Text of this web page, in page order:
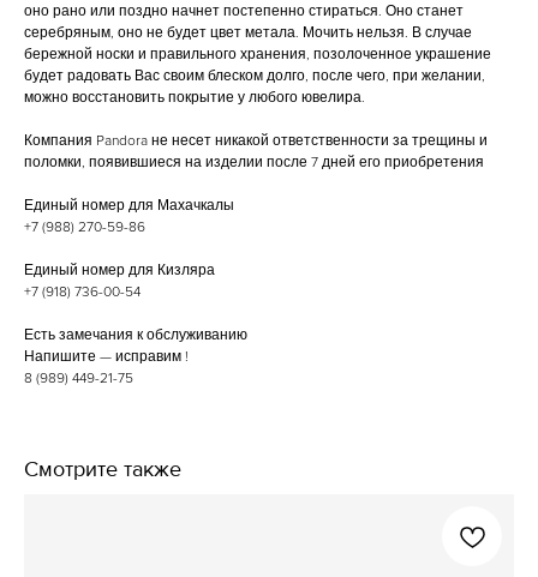
оно рано или поздно начнет постепенно стираться. Оно станет
серебряным, оно не будет цвет метала. Мочить нельзя. В случае
бережной носки и правильного хранения, позолоченное украшение
будет радовать Вас своим блеском долго, после чего, при желании,
можно восстановить покрытие у любого ювелира.
Компания Pandora не несет никакой ответственности за трещины и
поломки, появившиеся на изделии после 7 дней его приобретения
Единый номер для Махачкалы
+7 (988) 270-59-86
Единый номер для Кизляра
+7 (918) 736-00-54
Есть замечания к обслуживанию
Напишите — исправим !
8 (989) 449-21-75
Смотрите также